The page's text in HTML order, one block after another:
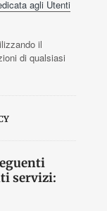
agli Utenti
il
di qualsiasi
servizi: